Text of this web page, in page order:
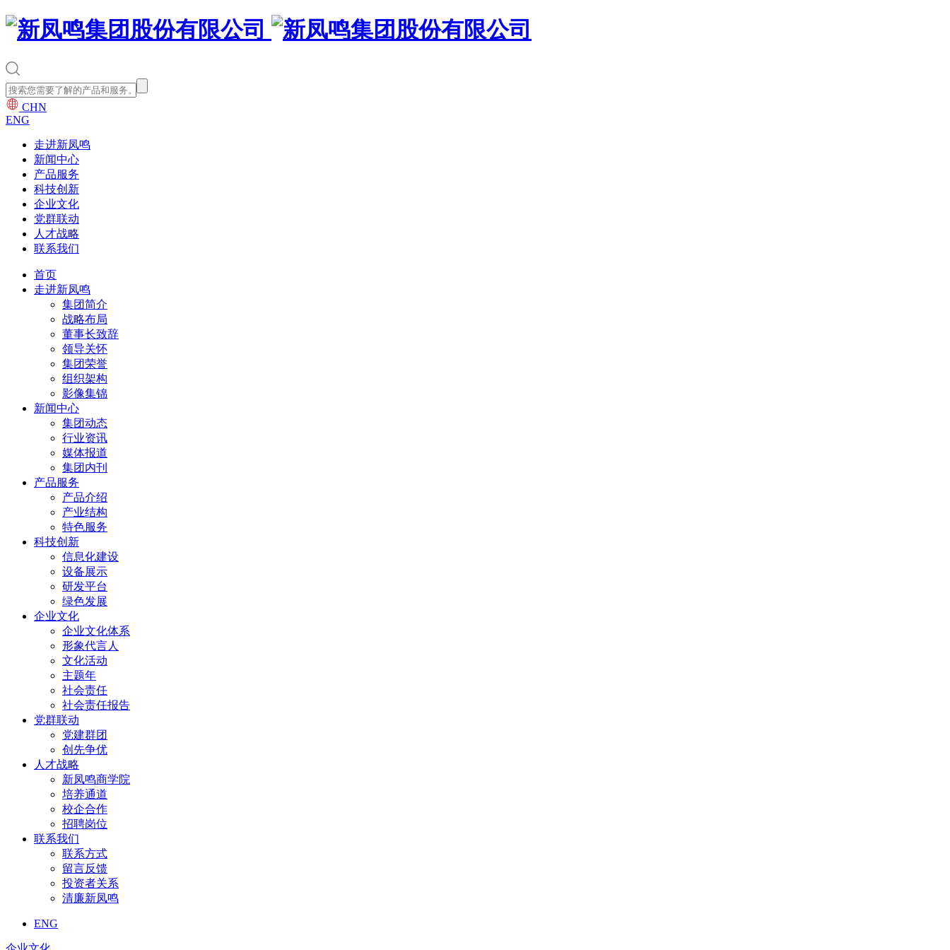
CHN
ENG
走进新凤鸣
新闻中心
产品服务
科技创新
企业文化
党群联动
人才战略
联系我们
首页
走进新凤鸣
集团简介
战略布局
董事长致辞
领导关怀
集团荣誉
组织架构
影像集锦
新闻中心
集团动态
行业资讯
媒体报道
集团内刊
产品服务
产品介绍
产业结构
特色服务
科技创新
信息化建设
设备展示
研发平台
绿色发展
企业文化
企业文化体系
形象代言人
文化活动
主题年
社会责任
社会责任报告
党群联动
党建群团
创先争优
人才战略
新凤鸣商学院
培养通道
校企合作
招聘岗位
联系我们
联系方式
留言反馈
投资者关系
清廉新凤鸣
ENG